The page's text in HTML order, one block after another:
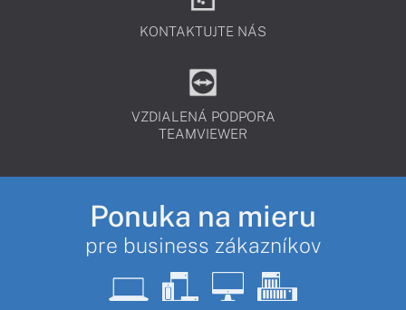
KONTAKTUJTE NÁS
VZDIALENÁ PODPORA
TEAMVIEWER
Ponuka na mieru
pre business zákazníkov